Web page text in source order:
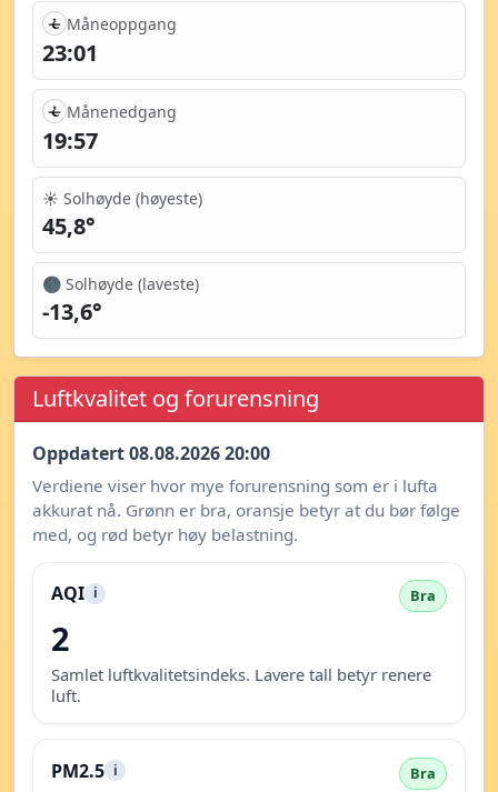
Måneoppgang
23:01
Månenedgang
19:57
☀️ Solhøyde (høyeste)
45,8°
🌑 Solhøyde (laveste)
-13,6°
Luftkvalitet og forurensning
Oppdatert 08.08.2026 20:00
Verdiene viser hvor mye forurensning som er i lufta
akkurat nå. Grønn er bra, oransje betyr at du bør følge
med, og rød betyr høy belastning.
AQI i Bra
2
Samlet luftkvalitetsindeks. Lavere tall betyr renere
luft.
PM2.5 i Bra